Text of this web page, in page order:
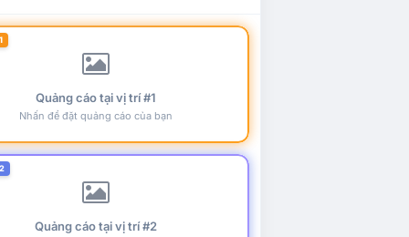
Quảng cáo tại vị trí #1
Nhấn để đặt quảng cáo của bạn
Quảng cáo tại vị trí #2